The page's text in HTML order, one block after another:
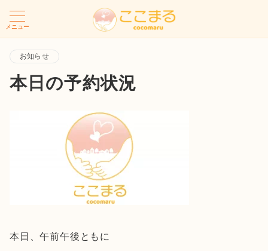
メニュー
お知らせ
本日の予約状況
本日、午前午後ともに